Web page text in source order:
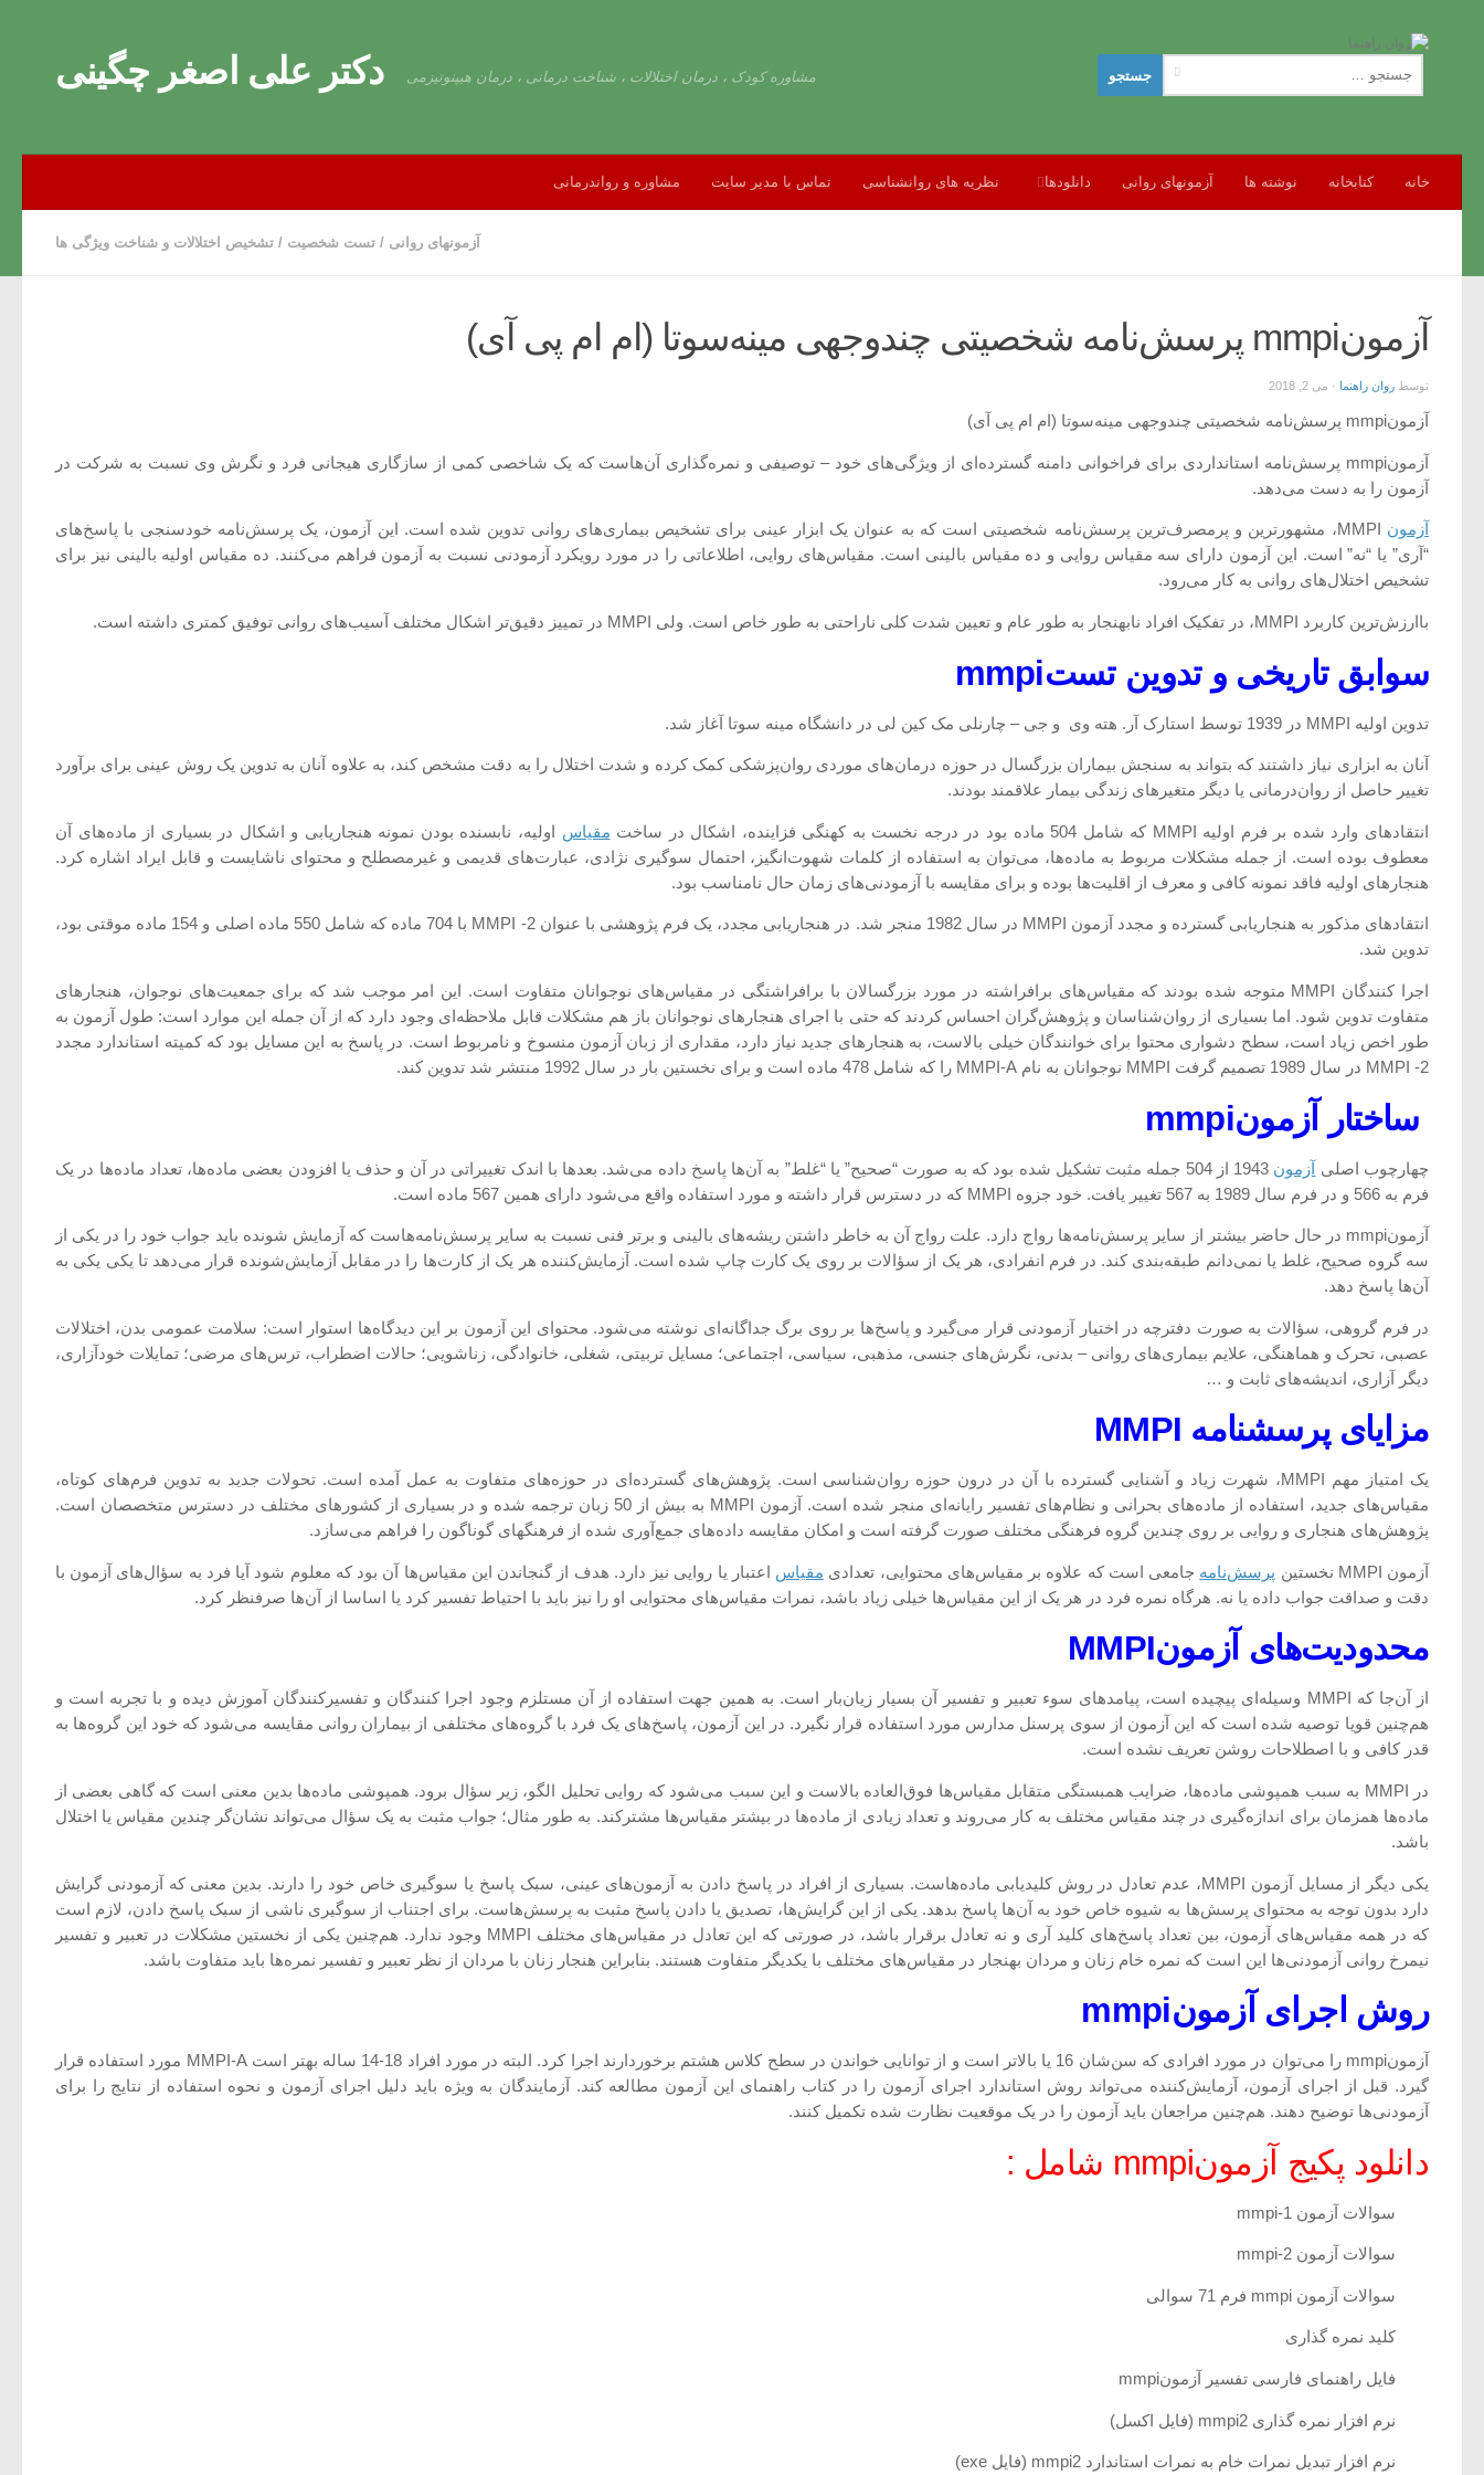
دکتر علی اصغر چگینی مشاوره کودک ، درمان اختلالات ، شناخت درمانی ، درمان هیپنوتیزمی
برای:
خانه کتابخانه نوشته ها آزمونهای روانی دانلودها نظریه های روانشناسی تماس با مدیر سایت مشاوره و رواندرمانی
آزمونهای روانی / تست شخصیت / تشخیص اختلالات و شناخت ویژگی ها
آزمونmmpi پرسش‌نامه شخصیتی چندوجهی مینه‌سوتا (ام ام پی آی)
توسط روان راهنما · می 2, 2018
آزمونmmpi پرسش‌نامه شخصیتی چندوجهی مینه‌سوتا (ام ام پی آی)
آزمونmmpi پرسش‌نامه استانداردی برای فراخوانی دامنه گسترده‌ای از ویژگی‌های خود – توصیفی و نمره‌گذاری آن‌هاست که یک شاخصی کمی از سازگاری هیجانی فرد و نگرش وی نسبت به شرکت در
آزمون را به دست می‌دهد.
آزمون
MMPI، مشهورترین و پرمصرف‌ترین پرسش‌نامه شخصیتی است که به عنوان یک ابزار عینی برای تشخیص بیماری‌های روانی تدوین شده است. این آزمون، یک پرسش‌نامه خودسنجی با پاسخ‌های
“آری” یا “نه” است. این آزمون دارای سه مقیاس روایی و ده مقیاس بالینی است. مقیاس‌های روایی، اطلاعاتی را در مورد رویکرد آزمودنی نسبت به آزمون فراهم می‌کنند. ده مقیاس اولیه بالینی نیز برای
تشخیص اختلال‌های روانی به کار می‌رود.
باارزش‌ترین کاربرد MMPI، در تفکیک افراد نابهنجار به طور عام و تعیین شدت کلی ناراحتی به طور خاص است. ولی MMPI در تمییز دقیق‌تر اشکال مختلف آسیب‌های روانی توفیق کمتری داشته است.
سوابق تاریخی و تدوین تستmmpi
تدوین اولیه MMPI در 1939 توسط استارک آر. هته وی و جی – چارنلی مک کین لی در دانشگاه مینه سوتا آغاز شد.
آنان به ابزاری نیاز داشتند که بتواند به سنجش بیماران بزرگسال در حوزه درمان‌های موردی روان‌پزشکی کمک کرده و شدت اختلال را به دقت مشخص کند، به علاوه آنان به تدوین یک روش عینی برای برآورد
تغییر حاصل از روان‌درمانی یا دیگر متغیرهای زندگی بیمار علاقمند بودند.
انتقادهای وارد شده بر فرم اولیه MMPI که شامل 504 ماده بود در درجه نخست به کهنگی فزاینده، اشکال در ساخت مقیاس اولیه، نابسنده بودن نمونه هنجاریابی و اشکال در بسیاری از ماده‌های آن
معطوف بوده است. از جمله مشکلات مربوط به ماده‌ها، می‌توان به استفاده از کلمات شهوت‌انگیز، احتمال سوگیری نژادی، عبارت‌های قدیمی و غیرمصطلح و محتوای ناشایست و قابل ایراد اشاره کرد.
هنجارهای اولیه فاقد نمونه کافی و معرف از اقلیت‌ها بوده و برای مقایسه با آزمودنی‌های زمان حال نامناسب بود.
انتقادهای مذکور به هنجاریابی گسترده و مجدد آزمون MMPI در سال 1982 منجر شد. در هنجاریابی مجدد، یک فرم پژوهشی با عنوان 2- MMPI با 704 ماده که شامل 550 ماده اصلی و 154 ماده موقتی بود،
تدوین شد.
اجرا کنندگان MMPI متوجه شده بودند که مقیاس‌های برافراشته در مورد بزرگسالان با برافراشتگی در مقیاس‌های نوجوانان متفاوت است. این امر موجب شد که برای جمعیت‌های نوجوان، هنجارهای
متفاوت تدوین شود. اما بسیاری از روان‌شناسان و پژوهش‌گران احساس کردند که حتی با اجرای هنجارهای نوجوانان باز هم مشکلات قابل ملاحظه‌ای وجود دارد که از آن جمله این موارد است: طول آزمون به
طور اخص زیاد است، سطح دشواری محتوا برای خوانندگان خیلی بالاست، به هنجارهای جدید نیاز دارد، مقداری از زبان آزمون منسوخ و نامربوط است. در پاسخ به این مسایل بود که کمیته استاندارد مجدد
2- MMPI در سال 1989 تصمیم گرفت MMPI نوجوانان به نام MMPI-A را که شامل 478 ماده است و برای نخستین بار در سال 1992 منتشر شد تدوین کند.
ساختار آزمونmmpi
چهارچوب اصلی آزمون
1943 از 504 جمله مثبت تشکیل شده بود که به صورت “صحیح” یا “غلط” به آن‌ها پاسخ داده می‌شد. بعدها با اندک تغییراتی در آن و حذف یا افزودن بعضی ماده‌ها، تعداد ماده‌ها در یک
فرم به 566 و در فرم سال 1989 به 567 تغییر یافت. خود جزوه MMPI که در دسترس قرار داشته و مورد استفاده واقع می‌شود دارای همین 567 ماده است.
آزمونmmpi در حال حاضر بیشتر از سایر پرسش‌نامه‌ها رواج دارد. علت رواج آن به خاطر داشتن ریشه‌های بالینی و برتر فنی نسبت به سایر پرسش‌نامه‌هاست که آزمایش شونده باید جواب خود را در یکی از
سه گروه صحیح، غلط یا نمی‌دانم طبقه‌بندی کند. در فرم انفرادی، هر یک از سؤالات بر روی یک کارت چاپ شده است. آزمایش‌کننده هر یک از کارت‌ها را در مقابل آزمایش‌‌شونده قرار می‌دهد تا یکی یکی به
آن‌ها پاسخ دهد.
در فرم گروهی، سؤالات به صورت دفترچه در اختیار آزمودنی قرار می‌گیرد و پاسخ‌ها بر روی برگ جداگانه‌ای نوشته می‌شود. محتوای این آزمون بر این دیدگاه‌ها استوار است: سلامت عمومی بدن، اختلالات
عصبی، تحرک و هماهنگی، علایم بیماری‌های روانی – بدنی، نگرش‌های جنسی، مذهبی، سیاسی، اجتماعی؛ مسایل تربیتی، شغلی، خانوادگی، زناشویی؛ حالات اضطراب، ترس‌های مرضی؛ تمایلات خودآزاری،
دیگر آزاری، اندیشه‌های ثابت و …
مزایای پرسشنامه MMPI
یک امتیاز مهم MMPI، شهرت زیاد و آشنایی گسترده با آن در درون حوزه روان‌شناسی است. پژوهش‌های گسترده‌ای در حوزه‌های متفاوت به عمل آمده است. تحولات جدید به تدوین فرم‌های کوتاه،
مقیاس‌های جدید، استفاده از ماده‌های بحرانی و نظام‌های تفسیر رایانه‌ای منجر شده است. آزمون MMPI به بیش از 50 زبان ترجمه شده و در بسیاری از کشورهای مختلف در دسترس متخصصان است.
پژوهش‌های هنجاری و روایی بر روی چندین گروه فرهنگی مختلف صورت گرفته است و امکان مقایسه داده‌های جمع‌آوری شده از فرهنگ­های گوناگون را فراهم می‌سازد.
آزمون MMPI نخستین پرسش‌نامه جامعی است که علاوه بر مقیاس‌های محتوایی، تعدادی مقیاس اعتبار یا روایی نیز دارد. هدف از گنجاندن این مقیاس‌ها آن بود که معلوم شود آیا فرد به سؤال‌های آزمون با
دقت و صداقت جواب داده یا نه. هرگاه نمره فرد در هر یک از این مقیاس‌ها خیلی زیاد باشد، نمرات مقیاس‌های محتوایی او را نیز باید با احتیاط تفسیر کرد یا اساسا از آن‌ها صرفنظر کرد.
محدودیت‌های آزمونMMPI
از آن‌جا که MMPI وسیله‌ای پیچیده است، پیامدهای سوء تعبیر و تفسیر آن بسیار زیان‌بار است. به همین جهت استفاده از آن مستلزم وجود اجرا کنندگان و تفسیرکنندگان آموزش دیده و با تجربه است و
هم‌چنین قویا توصیه شده است که این آزمون از سوی پرسنل مدارس مورد استفاده قرار نگیرد. در این آزمون، پاسخ‌های یک فرد با گروه‌های مختلفی از بیماران روانی مقایسه می‌شود که خود این گروه‌ها به
قدر کافی و با اصطلاحات روشن تعریف نشده است.
در MMPI به سبب همپوشی ماده‌ها، ضرایب همبستگی متقابل مقیاس‌ها فوق‌العاده بالاست و این سبب می‌شود که روایی تحلیل الگو، زیر سؤال برود. همپوشی ماده‌ها بدین معنی است که گاهی بعضی از
ماده‌ها همزمان برای اندازه‌گیری در چند مقیاس مختلف به کار می‌روند و تعداد زیادی از ماده‌ها در بیشتر مقیاس‌ها مشترکند. به طور مثال؛ جواب مثبت به یک سؤال می‌تواند نشان‌گر چندین مقیاس یا اختلال
باشد.
یکی دیگر از مسایل آزمون MMPI، عدم تعادل در روش کلیدیابی ماده‌هاست. بسیاری از افراد در پاسخ دادن به آزمون‌های عینی، سبک پاسخ یا سوگیری خاص خود را دارند. بدین معنی که آزمودنی گرایش
دارد بدون توجه به محتوای پرسش‌ها به شیوه خاص خود به آن‌ها پاسخ بدهد. یکی از این گرایش‌ها، تصدیق یا دادن پاسخ مثبت به پرسش‌هاست. برای اجتناب از سوگیری ناشی از سبک پاسخ دادن، لازم است
که در همه مقیاس‌های آزمون، بین تعداد پاسخ‌های کلید آری و نه تعادل برقرار باشد، در صورتی که این تعادل در مقیاس‌های مختلف MMPI وجود ندارد. هم‌چنین یکی از نخستین مشکلات در تعبیر و تفسیر
نیمرخ روانی آزمودنی‌ها این است که نمره خام زنان و مردان بهنجار در مقیاس‌های مختلف با یکدیگر متفاوت هستند. بنابراین هنجار زنان با مردان از نظر تعبیر و تفسیر نمره‌ها باید متفاوت باشد.
روش اجرای آزمونmmpi
آزمونmmpi را می‌توان در مورد افرادی که سن‌شان 16 یا بالاتر است و از توانایی خواندن در سطح کلاس هشتم برخوردارند اجرا کرد. البته در مورد افراد 18-14 ساله بهتر است MMPI-A مورد استفاده قرار
گیرد. قبل از اجرای آزمون، آزمایش‌کننده می‌تواند روش استاندارد اجرای آزمون را در کتاب راهنمای این آزمون مطالعه کند. آزمایندگان به ویژه باید دلیل اجرای آزمون و نحوه استفاده از نتایج را برای
آزمودنی‌ها توضیح دهند. هم‌چنین مراجعان باید آزمون را در یک موقعیت نظارت شده تکمیل کنند.
دانلود پکیج آزمونmmpi شامل :
سوالات آزمون 1-mmpi
سوالات آزمون 2-mmpi
سوالات آزمون mmpi فرم 71 سوالی
کلید نمره گذاری
فایل راهنمای فارسی تفسیر آزمونmmpi
نرم افزار نمره گذاری mmpi2 (فایل اکسل)
نرم افزار تبدیل نمرات خام به نمرات استاندارد mmpi2 (فایل exe)